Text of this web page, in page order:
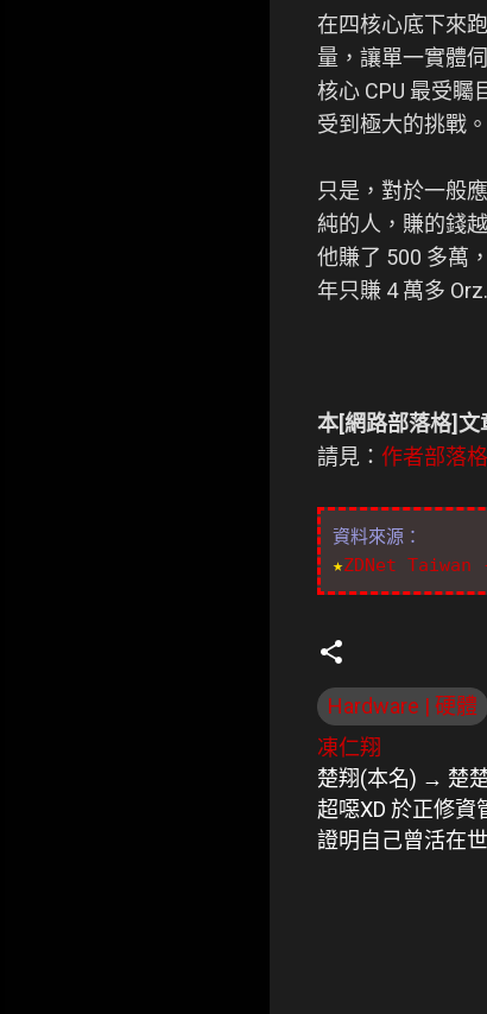
在四核心底下來
量，讓單一實體
核心 CPU 最受
受到極大的挑戰。
只是，對於一般
純的人，賺的錢
他賺了 500 多萬
年只賺 4 萬多
本[網路部落格]文
請見： 作者部落格
資料來源：
★ZDNet Taiwan
Hardware | 硬體
凍仁翔
楚翔(本名) → 楚
超噁XD 於正修
證明自己曾活在